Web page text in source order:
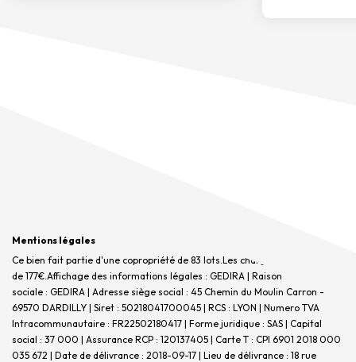
Mentions légales
Ce bien fait partie d'une copropriété de 83 lots.Les charges annuelles sont
de 177€. Affichage des informations légales : GEDIRA | Raison
sociale : GEDIRA | Adresse siège social : 45 Chemin du Moulin Carron -
69570 DARDILLY | Siret : 50218041700045 | RCS : LYON | Numero TVA
Intracommunautaire : FR22502180417 | Forme juridique : SAS | Capital
social : 37 000 | Assurance RCP : 120137405 | Carte T : CPI 6901 2018 000
035 672 | Date de délivrance : 2018-09-17 | Lieu de délivrance : 18 rue